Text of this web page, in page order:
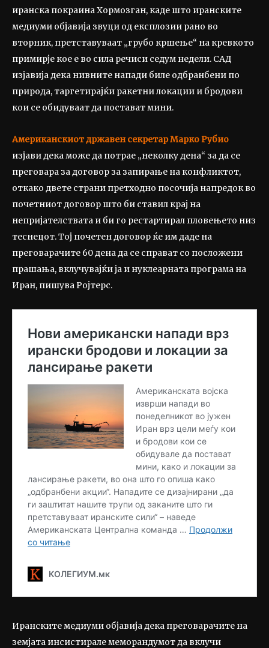
иранска покраина Хормозган, каде што иранските
медиуми објавија звуци од експлозии рано во
вторник, претставуваат „грубо кршење“ на кревкото
примирје кое е во сила речиси седум недели. САД
изјавија дека нивните напади биле одбранбени по
природа, таргетирајќи ракетни локации и бродови
кои се обидуваат да постават мини.
Американскиот државен секретар Марко Рубио
изјави дека може да потрае „неколку дена“ за да се
преговара за договор за запирање на конфликтот,
откако двете страни претходно посочија напредок во
почетниот договор што би ставил крај на
непријателствата и би го рестартирал пловењето низ
теснецот. Тој почетен договор ќе им даде на
преговарачите 60 дена да се справат со посложени
прашања, вклучувајќи ја и нуклеарната програма на
Иран, пишува Ројтерс.
Иранските медиуми објавија дека преговарачите на
земјата инсистирале меморандумот да вклучи